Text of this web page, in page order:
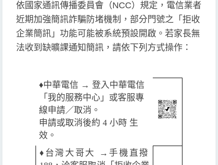
依國家通訊傳播委員會（NCC）規定，電信業者
近期加強簡訊詐騙防堵機制，部分門號之「拒收
企業簡訊」功能可能被系統預設開啟。若家長無
法收到缺曠課通知簡訊，請依下列方式操作：
♦️中華電信 → 登入中華電信
「我的服務中心」或客服專
線申請／取消。
申請或取消後約 4 小時 生
效。
♦️ 台灣大哥大 →手機直撥